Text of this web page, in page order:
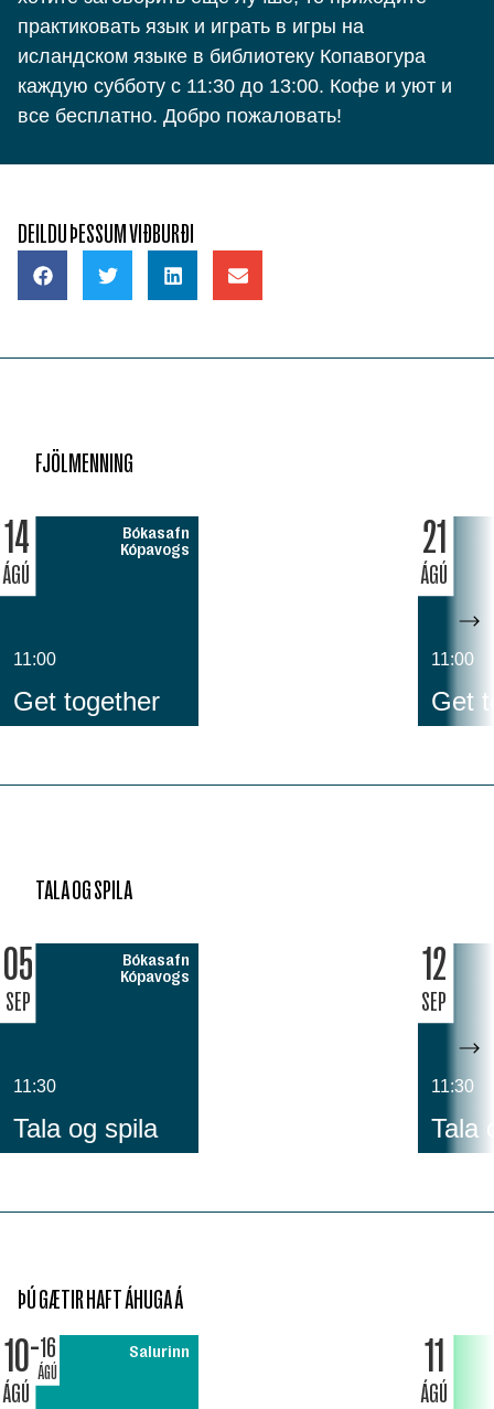
практиковать язык и играть в игры на
исландском языке в библиотеку Копавогура
каждую субботу с 11:30 до 13:00. Кофе и уют и
все бесплатно. Добро пожаловать!
DEILDU ÞESSUM VIÐBURÐI
FJÖLMENNING
14
ÁGÚ
Bókasafn
Kópavogs
11:00
Get together
21
ÁGÚ
11:00
Get
TALA OG SPILA
05
SEP
Bókasafn
Kópavogs
11:30
Tala og spila
12
SEP
11:30
Tala
ÞÚ GÆTIR HAFT ÁHUGA Á
10
ÁGÚ
16
ÁGÚ
Salurinn 11
ÁGÚ